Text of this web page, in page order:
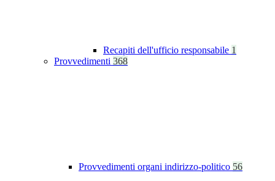
Recapiti dell'ufficio responsabile 1
Provvedimenti 368
Provvedimenti organi indirizzo-politico 56